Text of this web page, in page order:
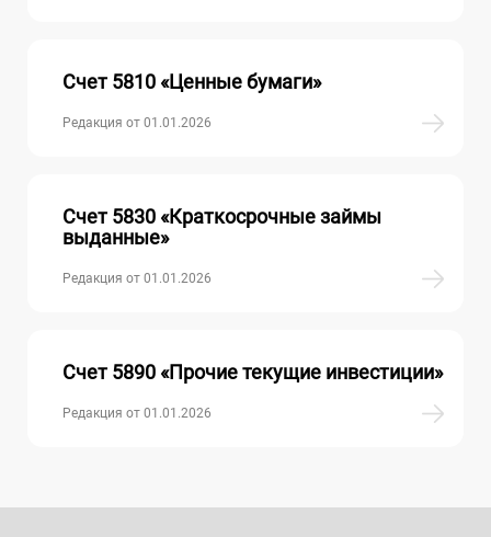
Счет 5810 «Ценные бумаги»
Редакция от 01.01.2026
Счет 5830 «Краткосрочные займы
выданные»
Редакция от 01.01.2026
Счет 5890 «Прочие текущие инвестиции»
Редакция от 01.01.2026